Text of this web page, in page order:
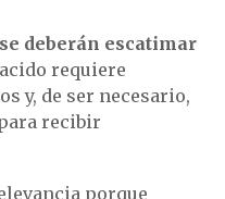
deberán escatimar
requiere
y, de ser necesario,
recibir
porque